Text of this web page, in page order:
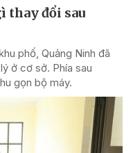
thay đổi sau
phố, Quảng Ninh đã
ở cơ sở. Phía sau
gọn bộ máy.